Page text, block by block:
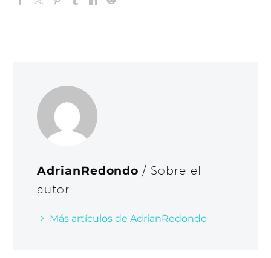
AdrianRedondo / Sobre el
autor
Más artículos de AdrianRedondo